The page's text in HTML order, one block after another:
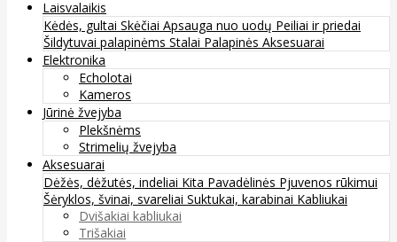
Laisvalaikis
Kėdės, gultai Skėčiai Apsauga nuo uodų Peiliai ir priedai
Šildytuvai palapinėms Stalai Palapinės Aksesuarai
Elektronika
Echolotai
Kameros
Jūrinė žvejyba
Plekšnėms
Strimelių žvejyba
Aksesuarai
Dėžės, dėžutės, indeliai Kita Pavadėlinės Pjuvenos rūkimui
Šėryklos, švinai, svareliai Suktukai, karabinai Kabliukai
Dvišakiai kabliukai
Trišakiai